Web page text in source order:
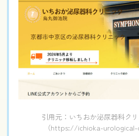
引用元：いちおか泌尿器科ク
（https://ichioka-urological-